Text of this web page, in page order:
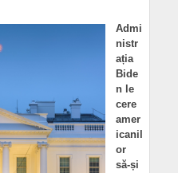
Admi
nistr
ația
Bide
n le
cere
amer
icanil
or
să-și